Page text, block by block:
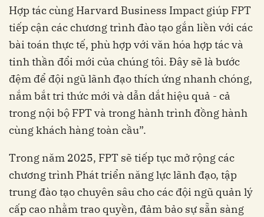
Hợp tác cùng Harvard Business Impact giúp FPT
tiếp cận các chương trình đào tạo gắn liền với các
bài toán thực tế, phù hợp với văn hóa hợp tác và
tinh thần đổi mới của chúng tôi. Đây sẽ là bước
đệm để đội ngũ lãnh đạo thích ứng nhanh chóng,
nắm bắt tri thức mới và dẫn dắt hiệu quả - cả
trong nội bộ FPT và trong hành trình đồng hành
cùng khách hàng toàn cầu”.
Trong năm 2025, FPT sẽ tiếp tục mở rộng các
chương trình Phát triển năng lực lãnh đạo, tập
trung đào tạo chuyên sâu cho các đội ngũ quản lý
cấp cao nhằm trao quyền, đảm bảo sự sẵn sàng